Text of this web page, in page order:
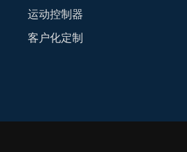
运动控制器
客户化定制